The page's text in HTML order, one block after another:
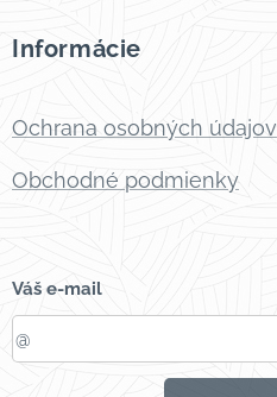
Informácie
Ochrana osobných údajov
Obchodné podmienky
Váš e-mail